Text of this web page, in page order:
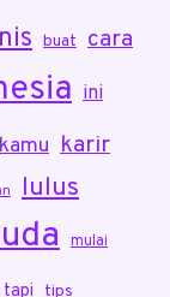
buat cara
ini
kamu karir
lulus
mulai
tapi tips